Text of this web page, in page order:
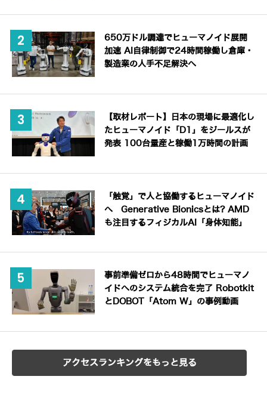
650万ドル調達でヒューマノイド展開
加速 AI自律制御で24時間稼働し倉庫・
製造業の人手不足解決へ
【取材レポート】日本の現場に最適化し
たヒューマノイド「D1」をジールスが
発表 100台量産と稼働1万時間の計画
「触覚」で人と協働するヒューマノイド
へ Generative Bionicsとは? AMD
も注目するフィジカルAI「身体知能」
事前準備ゼロから48時間でヒューマノ
イドへのシステム統合を完了 Robotkit
とDOBOT「Atom W」の事例動画
アクセスランキングをもっと見る